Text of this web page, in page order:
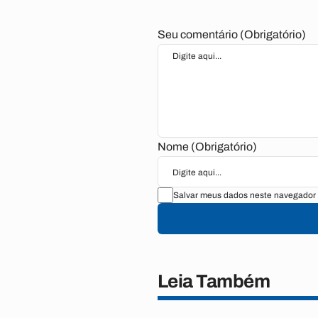
Seu comentário (Obrigatório)
Nome (Obrigatório)
Salvar meus dados neste
Leia Também